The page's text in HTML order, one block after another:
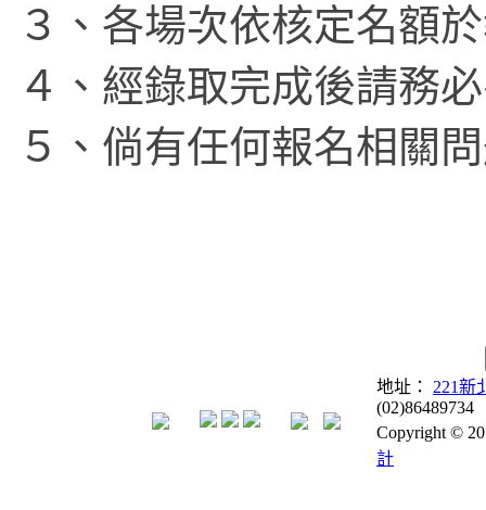
３、各場次依核定名額
４、經錄取完成後請務
５、倘有任何報名相關
地址： 221新
(02)86489734
Copyright ©
計